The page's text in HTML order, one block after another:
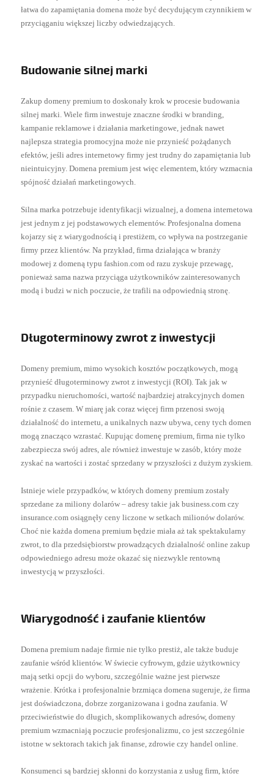
łatwa do zapamiętania domena może być decydującym czynnikiem w
przyciąganiu większej liczby odwiedzających.
Budowanie silnej marki
Zakup domeny premium to doskonały krok w procesie budowania
silnej marki. Wiele firm inwestuje znaczne środki w branding,
kampanie reklamowe i działania marketingowe, jednak nawet
najlepsza strategia promocyjna może nie przynieść pożądanych
efektów, jeśli adres internetowy firmy jest trudny do zapamiętania lub
nieintuicyjny. Domena premium jest więc elementem, który wzmacnia
spójność działań marketingowych.
Silna marka potrzebuje identyfikacji wizualnej, a domena internetowa
jest jednym z jej podstawowych elementów. Profesjonalna domena
kojarzy się z wiarygodnością i prestiżem, co wpływa na postrzeganie
firmy przez klientów. Na przykład, firma działająca w branży
modowej z domeną typu fashion.com od razu zyskuje przewagę,
ponieważ sama nazwa przyciąga użytkowników zainteresowanych
modą i budzi w nich poczucie, że trafili na odpowiednią stronę.
Długoterminowy zwrot z inwestycji
Domeny premium, mimo wysokich kosztów początkowych, mogą
przynieść długoterminowy zwrot z inwestycji (ROI). Tak jak w
przypadku nieruchomości, wartość najbardziej atrakcyjnych domen
rośnie z czasem. W miarę jak coraz więcej firm przenosi swoją
działalność do internetu, a unikalnych nazw ubywa, ceny tych domen
mogą znacząco wzrastać. Kupując domenę premium, firma nie tylko
zabezpiecza swój adres, ale również inwestuje w zasób, który może
zyskać na wartości i zostać sprzedany w przyszłości z dużym zyskiem.
Istnieje wiele przypadków, w których domeny premium zostały
sprzedane za miliony dolarów – adresy takie jak business.com czy
insurance.com osiągnęły ceny liczone w setkach milionów dolarów.
Choć nie każda domena premium będzie miała aż tak spektakularny
zwrot, to dla przedsiębiorstw prowadzących działalność online zakup
odpowiedniego adresu może okazać się niezwykle rentowną
inwestycją w przyszłości.
Wiarygodność i zaufanie klientów
Domena premium nadaje firmie nie tylko prestiż, ale także buduje
zaufanie wśród klientów. W świecie cyfrowym, gdzie użytkownicy
mają setki opcji do wyboru, szczególnie ważne jest pierwsze
wrażenie. Krótka i profesjonalnie brzmiąca domena sugeruje, że firma
jest doświadczona, dobrze zorganizowana i godna zaufania. W
przeciwieństwie do długich, skomplikowanych adresów, domeny
premium wzmacniają poczucie profesjonalizmu, co jest szczególnie
istotne w sektorach takich jak finanse, zdrowie czy handel online.
Konsumenci są bardziej skłonni do korzystania z usług firm, które